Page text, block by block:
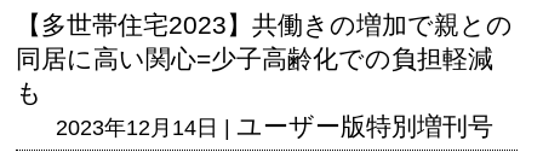
【多世帯住宅2023】共働きの増加で親との
同居に高い関心=少子高齢化での負担軽減
も
2023年12月14日 | ユーザー版特別増刊号